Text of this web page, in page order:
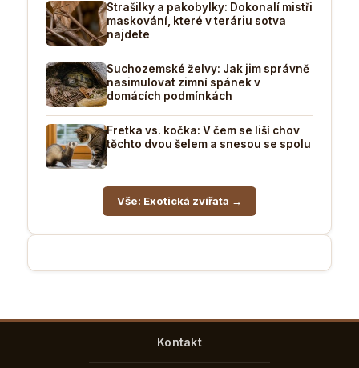
Strašilky a pakobylky: Dokonalí mistři
maskování, které v teráriu sotva
najdete
Suchozemské želvy: Jak jim správně
nasimulovat zimní spánek v
domácích podmínkách
Fretka vs. kočka: V čem se liší chov
těchto dvou šelem a snesou se spolu
Vše: Exotická zvířata →
Kontakt